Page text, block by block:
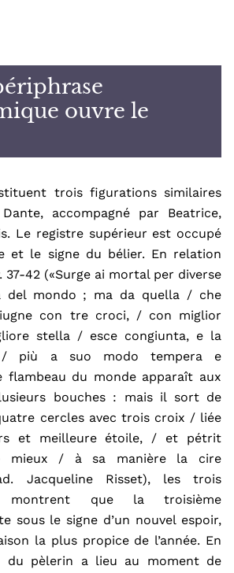
ouvre le
trois figurations similaires
Dante, accompagné par Beatrice,
Le registre supérieur est occupé
et le signe du bélier. En relation
37-42 («Surge ai mortal per diverse
mondo ; ma da quella / che
con tre croci, / con miglior
stella / esce congiunta, e la
/ più a suo modo tempera e
flambeau du monde apparaît aux
bouches : mais il sort de
cercles avec trois croix / liée
et meilleure étoile,
/ et pétrit
mieux
/ à sa manière la cire
Jacqueline Risset), les trois
montrent que latroisième
sous le signe d’un nouvel espoir,
la plus propice de l’année. En
du pèlerin a lieu au moment de